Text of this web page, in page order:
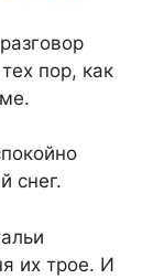
пор, как
снег.
их трое. И